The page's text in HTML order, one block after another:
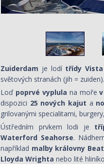
Zuiderdam je lodí třídy Vista
světových stranách (jih =
Loď poprvé vyplula na moře
dispozici 25 nových kajut a
grilovanými specialitami,
Ústředním prvkem lodi je
Waterford Seahorse.
například malby královny
Lloyda Wrighta nebo lité